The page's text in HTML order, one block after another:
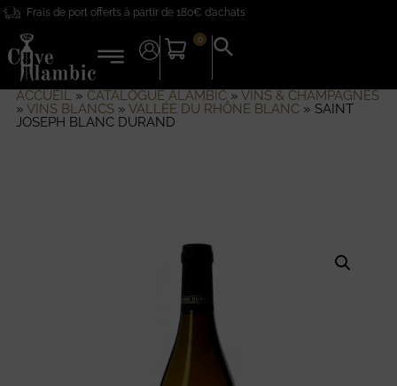
Frais de port offerts à partir de 180€ d’achats
0
Search
for:
ACCUEIL» CATALOGUE ALAMBIC» VINS & CHAMPAGNES
» VINS BLANCS» VALLÉE DU RHÔNE BLANC» SAINT
JOSEPH BLANC DURAND